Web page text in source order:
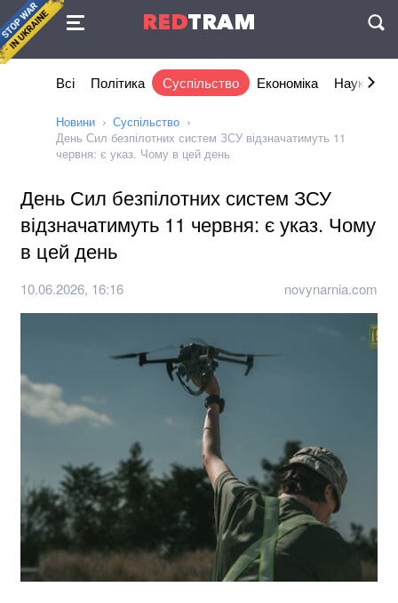
REDTRAM
Угода
Всі Політика Суспільство Економіка Наука та
Новини
Суспільство
День Сил безпілотних систем ЗСУ відзначатимуть 11
червня: є указ. Чому в цей день
День Сил безпілотних систем ЗСУ
відзначатимуть 11 червня: є указ. Чому
в цей день
10.06.2026, 16:16 novynarnia.com